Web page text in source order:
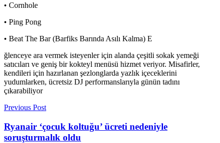
• Cornhole
• Ping Pong
• Beat The Bar (Barfiks Barında Asılı Kalma) E
ğlenceye ara vermek isteyenler için alanda çeşitli sokak yemeği
satıcıları ve geniş bir kokteyl menüsü hizmet veriyor. Misafirler,
kendileri için hazırlanan şezlonglarda yazlık içeceklerini
yudumlarken, ücretsiz DJ performanslarıyla günün tadını
çıkarabiliyor
Previous Post
Ryanair ‘çocuk koltuğu’ ücreti nedeniyle
soruşturmalık oldu